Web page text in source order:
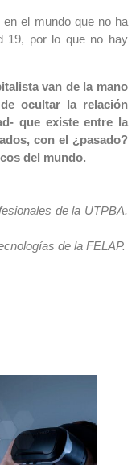
el mundo que no ha
19, por lo que no hay
van de la mano
ocultar la relación
que existe entre la
con el ¿pasado?
del mundo.
de la UTPBA.
de la FELAP.